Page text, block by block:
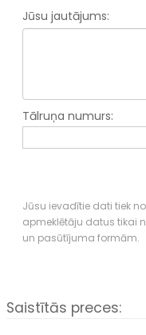
Jūsu jautājums:
Tālruņa numurs:
Jūsu ievadītie dati tiek
apmeklētāju datus tikai
un pasūtījuma formām.
Saistītās preces: